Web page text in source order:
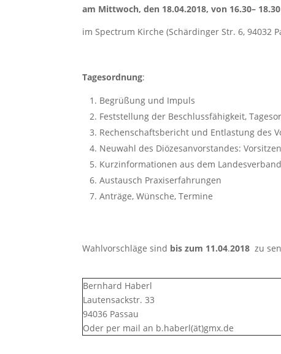
am Mittwoch, den 18.04.2018, von 16.30–
im Spectrum Kirche (Schärdinger Str. 6, 94032
Tagesordnung:
Begrüßung und Impuls
Feststellung der Beschlussfähigkeit,
Rechenschaftsbericht und Entlastung des
Neuwahl des Diözesanvorstandes:
Kurzinformationen aus dem
Austausch Praxiserfahrungen
Anträge, Wünsche, Termine
Wahlvorschläge sind bis zum 11.04.2018 zu
Bernhard Haberl
Lautensackstr. 33
94036 Passau
Oder per mail an b.haberl(ät)gmx.de